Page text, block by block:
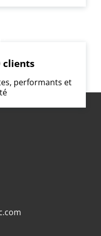
clients
performants et